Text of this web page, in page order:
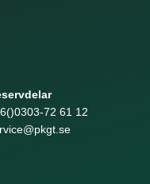
72 61 12